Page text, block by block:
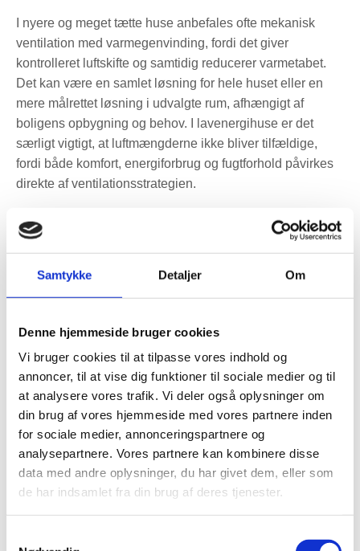
Samtykke Detaljer Om
Denne hjemmeside bruger cookies
Vi bruger cookies til at tilpasse vores indhold og
annoncer, til at vise dig funktioner til sociale medier og til
at analysere vores trafik. Vi deler også oplysninger om
din brug af vores hjemmeside med vores partnere inden
for sociale medier, annonceringspartnere og
analysepartnere. Vores partnere kan kombinere disse
data med andre oplysninger, du har givet dem, eller som
de har indsamlet fra din brug af deres tjenester.
I nyere og meget tætte huse anbefales ofte mekanisk
ventilation med varmegenvinding, fordi det giver
kontrolleret luftskifte og samtidig reducerer varmetabet.
Det kan være en samlet løsning for hele huset eller en
mere målrettet løsning i udvalgte rum, afhængigt af
boligens opbygning og behov. I lavenergihuse er det
særligt vigtigt, at luftmængderne ikke bliver tilfældige,
fordi både komfort, energiforbrug og fugtforhold påvirkes
direkte af ventilationsstrategien.